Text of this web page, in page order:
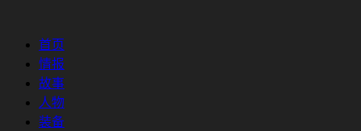
首页
情报
故事
人物
装备